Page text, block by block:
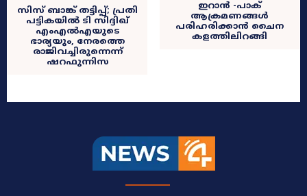
സിസ് ബാങ്ക് തട്ടിപ്പ്; പ്രതി
പട്ടികയിൽ ടി സിദ്ദിഖ്
എംഎൽഎയുടെ
ഭാര്യയും, നേരത്തെ
രാജിവച്ചിരുന്നെന്ന്
ഷറഫുന്നിസ
ഇറാൻ -പാക്
ആക്രമണങ്ങൾ
പരിഹരിക്കാൻ ചൈന
കളത്തിലിറങ്ങി